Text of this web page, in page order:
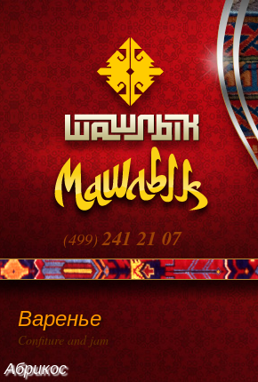
(499)241 21 07
Варенье
Confiture and jam
Абрикос